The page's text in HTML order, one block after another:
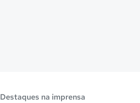
Destaques na imprensa